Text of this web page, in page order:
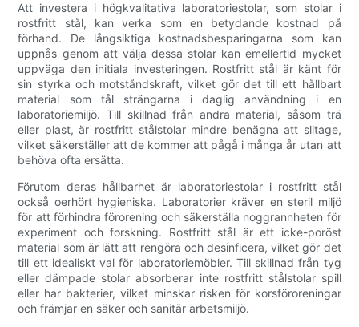
Att investera i högkvalitativa laboratoriestolar, som stolar i
rostfritt stål, kan verka som en betydande kostnad på
förhand. De långsiktiga kostnadsbesparingarna som kan
uppnås genom att välja dessa stolar kan emellertid mycket
uppväga den initiala investeringen. Rostfritt stål är känt för
sin styrka och motståndskraft, vilket gör det till ett hållbart
material som tål strängarna i daglig användning i en
laboratoriemiljö. Till skillnad från andra material, såsom trä
eller plast, är rostfritt stålstolar mindre benägna att slitage,
vilket säkerställer att de kommer att pågå i många år utan att
behöva ofta ersätta.
Förutom deras hållbarhet är laboratoriestolar i rostfritt stål
också oerhört hygieniska. Laboratorier kräver en steril miljö
för att förhindra förorening och säkerställa noggrannheten för
experiment och forskning. Rostfritt stål är ett icke-poröst
material som är lätt att rengöra och desinficera, vilket gör det
till ett idealiskt val för laboratoriemöbler. Till skillnad från tyg
eller dämpade stolar absorberar inte rostfritt stålstolar spill
eller har bakterier, vilket minskar risken för korsföroreningar
och främjar en säker och sanitär arbetsmiljö.